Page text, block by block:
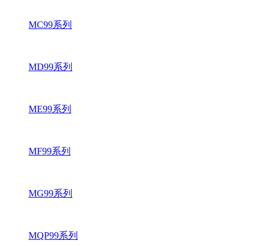
MC99系列
MD99系列
ME99系列
MF99系列
MG99系列
MQP99系列